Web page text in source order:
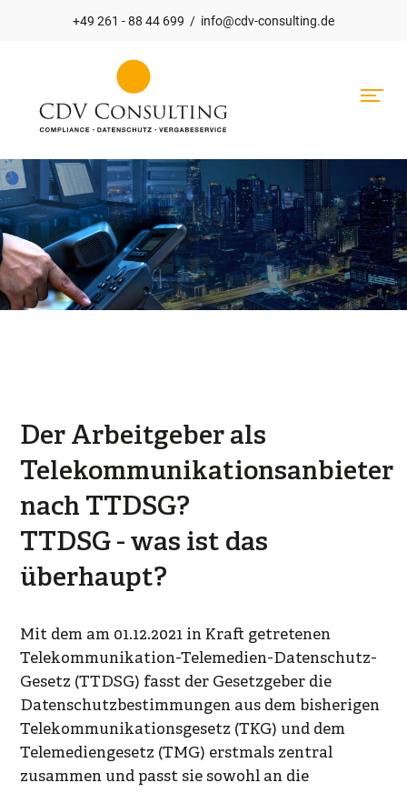
+49 261 - 88 44 699 / info@cdv-consulting.de
Hauptnavigation
Der Arbeitgeber als
Telekommunikationsanbieter
nach TTDSG?
TTDSG - was ist das
überhaupt?
Mit dem am 01.12.2021 in Kraft getretenen
Telekommunikation-Telemedien-Datenschutz-
Gesetz (TTDSG) fasst der Gesetzgeber die
Datenschutzbestimmungen aus dem bisherigen
Telekommunikationsgesetz (TKG) und dem
Telemediengesetz (TMG) erstmals zentral
zusammen und passt sie sowohl an die